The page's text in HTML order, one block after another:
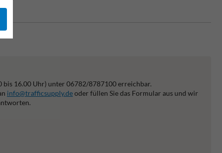
bis 16.00 Uhr) unter 06782/8787100 erreichbar.
info@trafficsupply.deoder füllen Sie das Formular aus und wir